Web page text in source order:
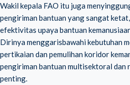
Wakil kepala FAO itu juga
pengiriman bantuan yang sangat
efektivitas upaya bantuan
Dirinya menggarisbawahi kebutuhan
pertikaian dan pemulihan koridor
pengiriman bantuan multisektoral
penting.